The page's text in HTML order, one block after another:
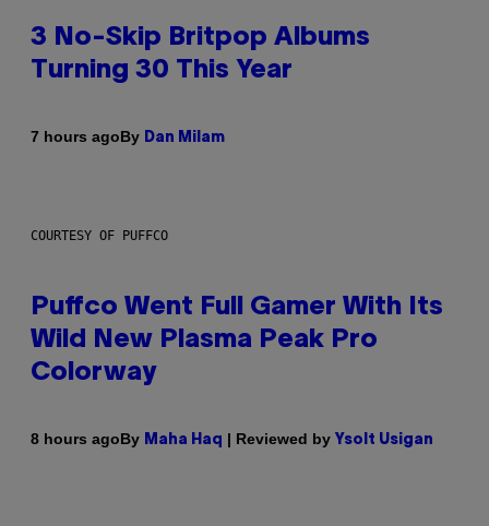
3 No-Skip Britpop Albums
Turning 30 This Year
7 hours agoBy Dan Milam
COURTESY OF PUFFCO
Puffco Went Full Gamer With Its
Wild New Plasma Peak Pro
Colorway
8 hours agoBy Maha Haq | Reviewed by Ysolt Usigan